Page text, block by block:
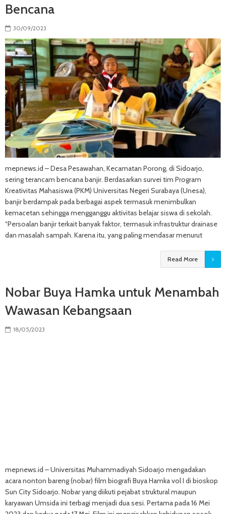
Bencana
30/09/2023
mepnews.id – Desa Pesawahan, Kecamatan Porong, di Sidoarjo,
sering terancam bencana banjir. Berdasarkan survei tim Program
Kreativitas Mahasiswa (PKM) Universitas Negeri Surabaya (Unesa),
banjir berdampak pada berbagai aspek termasuk menimbulkan
kemacetan sehingga mengganggu aktivitas belajar siswa di sekolah.
“Persoalan banjir terkait banyak faktor, termasuk infrastruktur drainase
dan masalah sampah. Karena itu, yang paling mendasar menurut
Read More
Nobar Buya Hamka untuk Menambah
Wawasan Kebangsaan
18/05/2023
mepnews.id – Universitas Muhammadiyah Sidoarjo mengadakan
acara nonton bareng (nobar) film biografi Buya Hamka vol I di bioskop
Sun City Sidoarjo. Nobar yang diikuti pejabat struktural maupun
karyawan Umsida ini terbagi menjadi dua sesi. Pertama pada 16 Mei